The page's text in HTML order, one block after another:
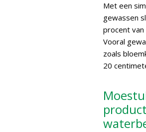
Met een
gewassen
procent
Vooral
zoals
20